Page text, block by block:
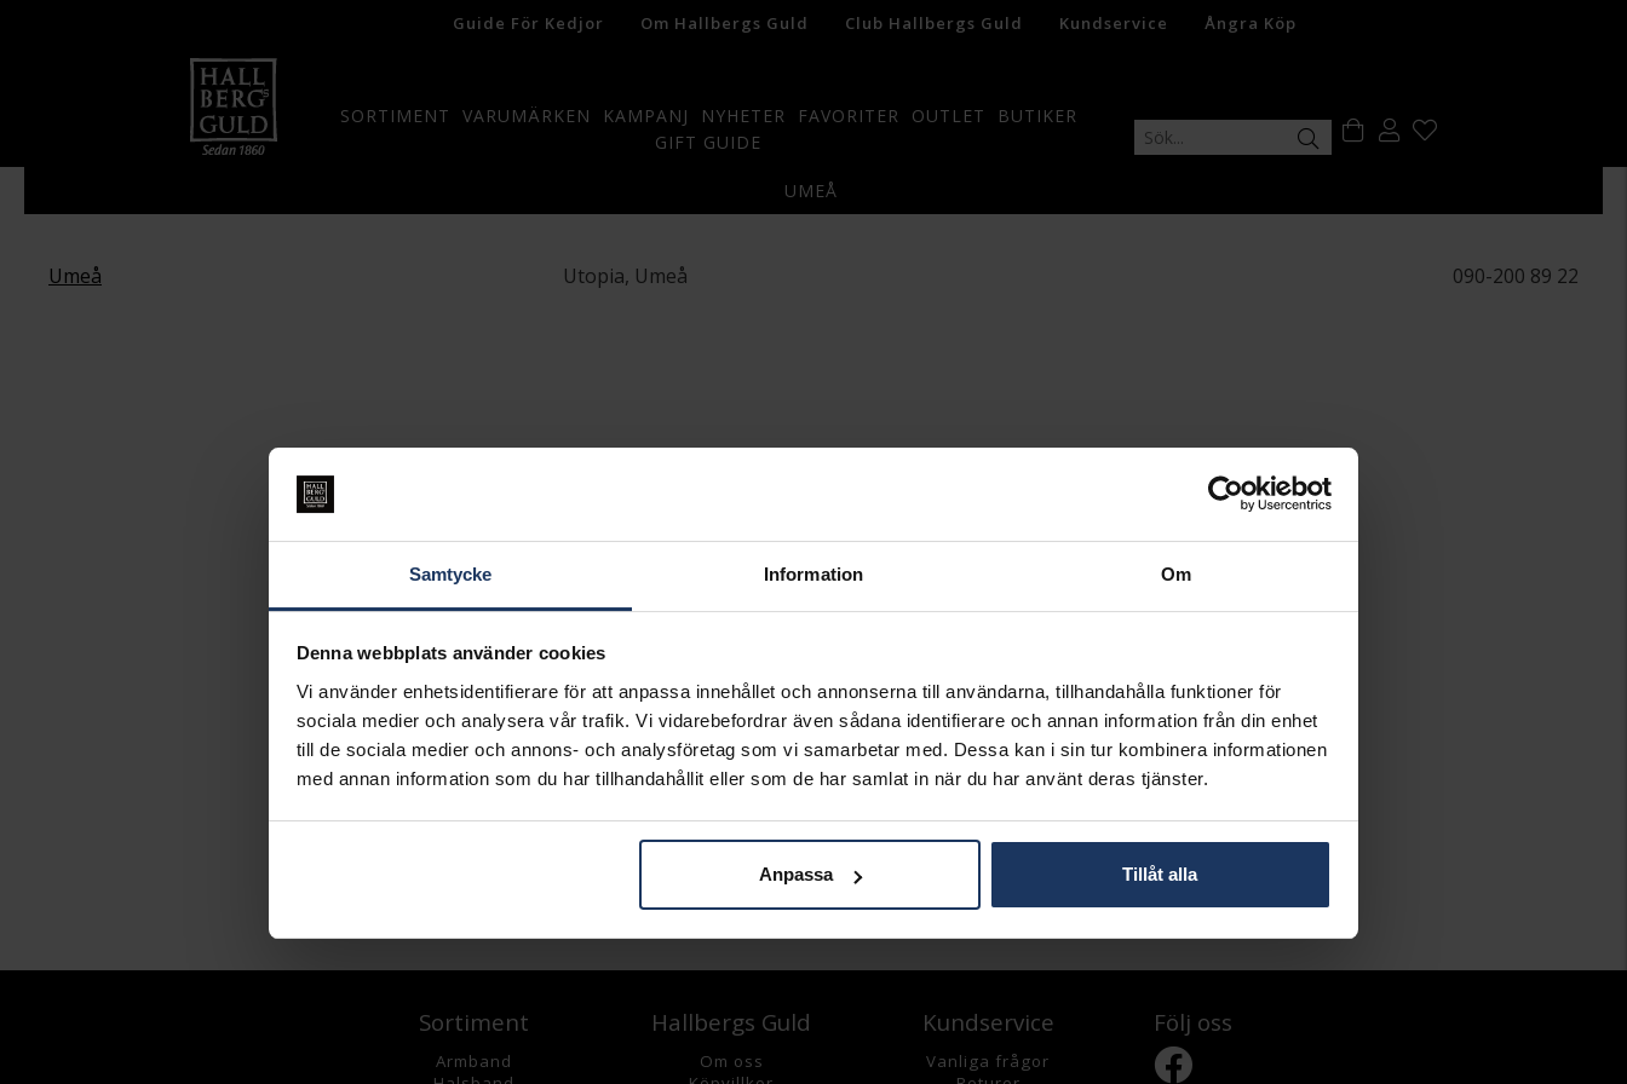
Samtycke Information Om
Denna webbplats använder cookies
Vi använder enhetsidentifierare för att anpassa innehållet och annonserna till användarna, tillhandahålla funktioner för
sociala medier och analysera vår trafik. Vi vidarebefordrar även sådana identifierare och annan information från din enhet
till de sociala medier och annons- och analysföretag som vi samarbetar med. Dessa kan i sin tur kombinera informationen
med annan information som du har tillhandahållit eller som de har samlat in när du har använt deras tjänster.
Anpassa Tillåt alla
Guide För Kedjor Om Hallbergs Guld Club Hallbergs Guld Kundservice Ångra Köp
SORTIMENT VARUMÄRKEN KAMPANJ NYHETER FAVORITER OUTLET
BUTIKER
GIFT GUIDE
UMEÅ
Umeå Utopia, Umeå 090-200 89 22
Sortiment
Armband
Hallbergs Guld
Om oss
Kundservice
Vanliga frågor
Följ oss